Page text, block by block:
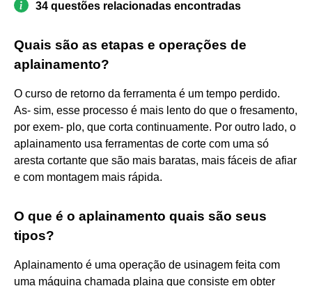
34 questões relacionadas encontradas
Quais são as etapas e operações de
aplainamento?
O curso de retorno da ferramenta é um tempo perdido.
As- sim, esse processo é mais lento do que o fresamento,
por exem- plo, que corta continuamente. Por outro lado, o
aplainamento usa ferramentas de corte com uma só
aresta cortante que são mais baratas, mais fáceis de afiar
e com montagem mais rápida.
O que é o aplainamento quais são seus
tipos?
Aplainamento é uma operação de usinagem feita com
uma máquina chamada plaina que consiste em obter